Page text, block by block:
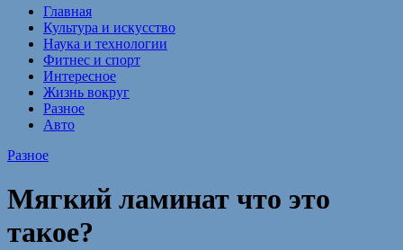
Главная
Культура и искусство
Наука и технологии
Фитнес и спорт
Интересное
Жизнь вокруг
Разное
Авто
Разное
Мягкий ламинат что это
такое?